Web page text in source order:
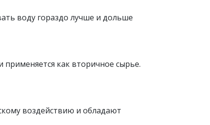
воду гораздо лучше и дольше
как вторичное сырье.
воздействию и обладают